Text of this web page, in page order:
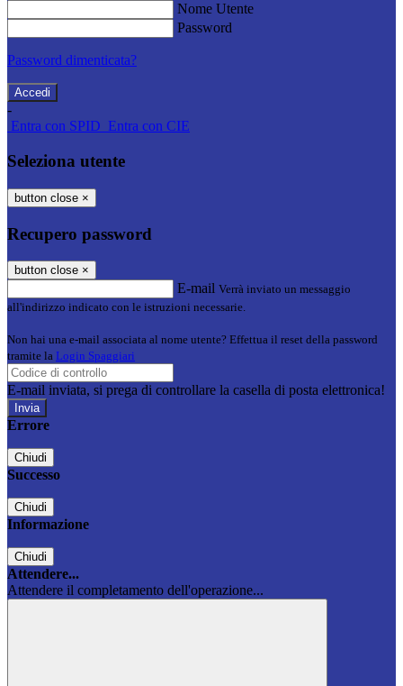
Nome Utente
Password
Password dimenticata?
-
Entra con SPID Entra con CIE
Seleziona utente
button close ×
Recupero password
button close ×
E-mail Verrà inviato un messaggio
all'indirizzo indicato con le istruzioni necessarie.
Non hai una e-mail associata al nome utente? Effettua il reset della password
tramite la Login Spaggiari
E-mail inviata, si prega di controllare la casella di posta elettronica!
Errore
Chiudi
Successo
Chiudi
Informazione
Chiudi
Attendere...
Attendere il completamento dell'operazione...